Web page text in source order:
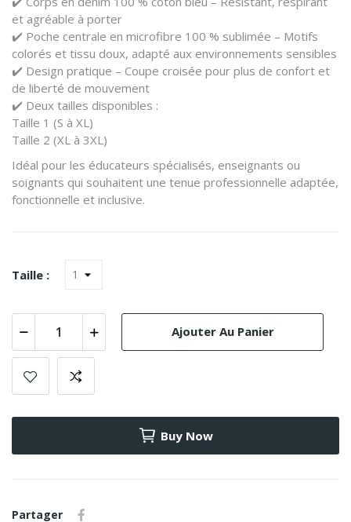
et agréable à porter
✔️ Poche centrale en microfibre 100 % sublimée – Motifs
colorés et tissu doux, adapté aux environnements sensibles
✔️ Design pratique – Coupe croisée pour plus de confort et
de liberté de mouvement
✔️ Deux tailles disponibles :
Taille 1 (S à XL)
Taille 2 (XL à 3XL)
Idéal pour les éducateurs spécialisés, enseignants ou
soignants qui souhaitent une tenue professionnelle adaptée,
fonctionnelle et inclusive.
Taille :
Ajouter Au Panier
Buy Now
Partager